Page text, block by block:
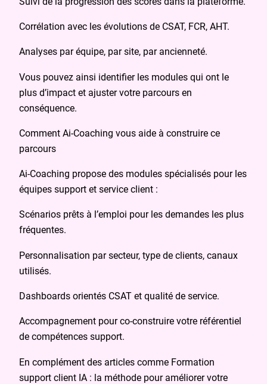
Corrélation avec les évolutions de CSAT, FCR, AHT.
Analyses par équipe, par site, par ancienneté.
Vous pouvez ainsi identifier les modules qui ont le
plus d’impact et ajuster votre parcours en
conséquence.
Comment Ai‑Coaching vous aide à construire ce
parcours
Ai‑Coaching propose des modules spécialisés pour les
équipes support et service client :
Scénarios prêts à l’emploi pour les demandes les plus
fréquentes.
Personnalisation par secteur, type de clients, canaux
utilisés.
Dashboards orientés CSAT et qualité de service.
Accompagnement pour co‑construire votre référentiel
de compétences support.
En complément des articles comme Formation
support client IA : la méthode pour améliorer votre